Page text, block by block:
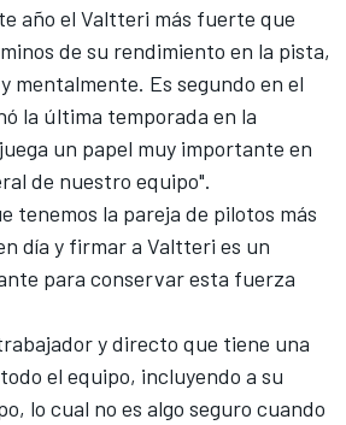
año el Valtteri más fuerte que
de su rendimiento en la pista,
mentalmente. Es segundo en el
la última temporada en la
un papel muy importante en
de nuestro equipo".
tenemos la pareja de pilotos más
día y firmar a Valtteri es un
para conservar esta fuerza
y directo que tiene una
el equipo, incluyendo a su
lo cual no es algo seguro cuando